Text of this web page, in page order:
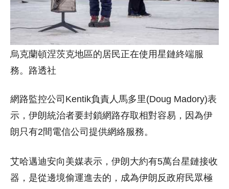
烏克蘭頓涅茨克地區的居民正在使用星鏈終端服
務。路透社
網路監控公司Kentik負責人馬多里(Doug Madory)表
示，伊朗統治者要封鎖網路存取相對容易，因為伊
朗只有2間電信公司提供網絡服務。
艾哈邁迪安向美媒表示，伊朗大約有5萬台星鏈接收
器，是從邊境偷運進去的，成為伊朗反政府民眾極